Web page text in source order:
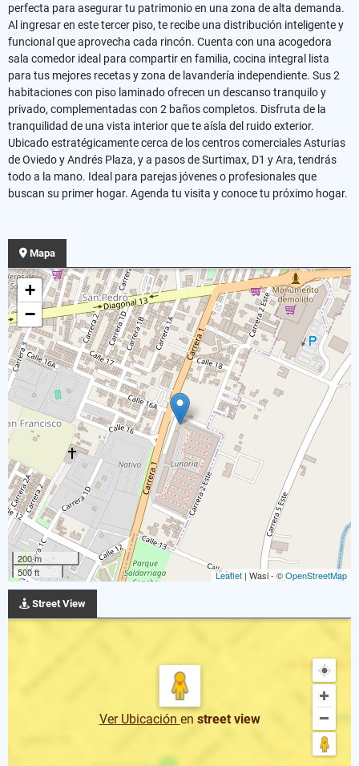
perfecta para asegurar tu patrimonio en una zona de alta demanda.
Al ingresar en este tercer piso, te recibe una distribución inteligente y
funcional que aprovecha cada rincón. Cuenta con una acogedora
sala comedor ideal para compartir en familia, cocina integral lista
para tus mejores recetas y zona de lavandería independiente. Sus 2
habitaciones con piso laminado ofrecen un descanso tranquilo y
privado, complementadas con 2 baños completos. Disfruta de la
tranquilidad de una vista interior que te aísla del ruido exterior.
Ubicado estratégicamente cerca de los centros comerciales Asturias
de Oviedo y Andrés Plaza, y a pasos de Surtimax, D1 y Ara, tendrás
todo a la mano. Ideal para parejas jóvenes o profesionales que
buscan su primer hogar. Agenda tu visita y conoce tu próximo hogar.
Mapa
+
−
200 m
500 ft
Leaflet | Wasi - ©OpenStreetMap
Street View
Ver Ubicación en street view